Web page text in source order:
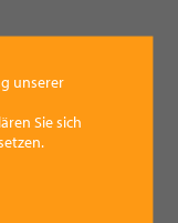
und Hans
unserer
Sie sich